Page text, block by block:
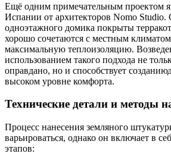
Ещё одним примечательным проектом
Испании от архитекторов Nomo Studio.
одноэтажного домика покрыты
хорошо сочетаются с местным
максимальную теплоизоляцию.
использованием такого подхода не
оправдано, но и способствует
высоком уровне комфорта.
Технические детали и методы
Процесс нанесения земляного
варьироваться, однако он включает в
этапов: